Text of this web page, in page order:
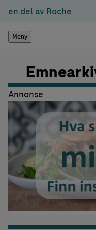
en del av Roche
Meny
Annonse